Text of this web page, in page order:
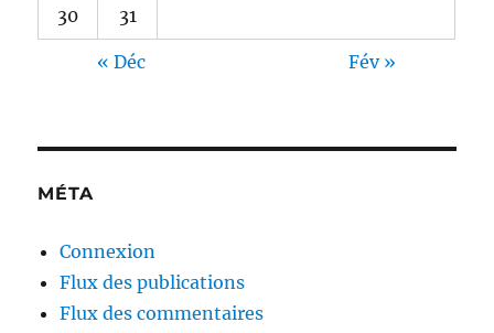
30 31
« Déc Fév »
MÉTA
Connexion
Flux des publications
Flux des commentaires